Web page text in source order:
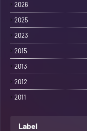
2026
2025
2023
2015
2013
2012
2011
Label